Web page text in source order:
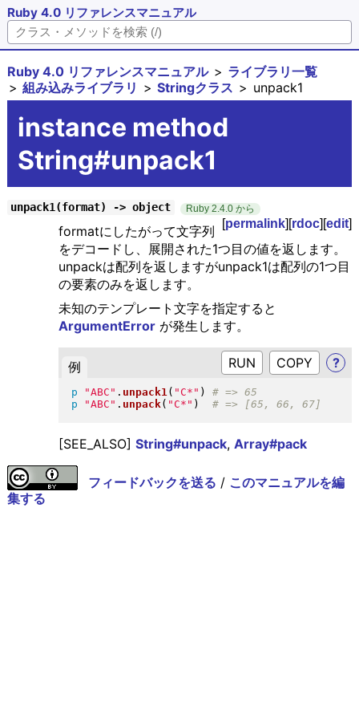
Ruby 4.0 リファレンスマニュアル
Ruby 4.0 リファレンスマニュアル
ライブラリ一覧
組み込みライブラリ
Stringクラス unpack1
instance method
String#unpack1
unpack1(format) -> object Ruby 2.4.0 から
[permalink][rdoc][edit]
formatにしたがって文字列
をデコードし、展開された1つ目の値を返します。
unpackは配列を返しますがunpack1は配列の1つ目
の要素のみを返します。
未知のテンプレート文字を指定すると
ArgumentErrorが発生します。
例 RUN ?
p "ABC " . unpack1( "C* " )
p
"ABC " . unpack( "C* " )
[SEE_ALSO] String#unpack, Array#pack
フィードバックを送る / このマニュアルを編
集する